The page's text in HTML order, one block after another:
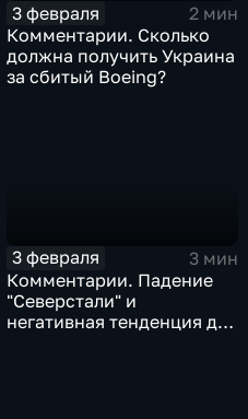
3 февраля
2 мин
Комментарии. Сколько
должна получить Украина
за сбитый Boeing?
3 февраля
3 мин
Комментарии. Падение
"Северстали" и
негативная тенденция для